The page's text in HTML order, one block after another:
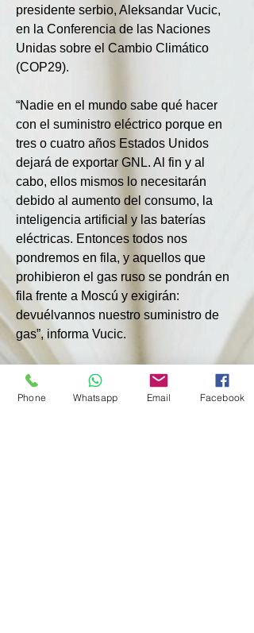
presidente serbio, Aleksandar Vucic,
en la Conferencia de las Naciones
Unidas sobre el Cambio Climático
(COP29).
“Nadie en el mundo sabe qué hacer
con el suministro eléctrico porque en
tres o cuatro años Estados Unidos
dejará de exportar GNL. Al fin y al
cabo, ellos mismos lo necesitarán
debido al aumento del consumo, la
inteligencia artificial y las baterías
eléctricas. Entonces todos nos
pondremos en fila, y aquellos que
prohibieron el gas ruso se pondrán en
fila frente a Moscú y exigirán:
devuélvannos nuestro suministro de
gas”, informa Vucic.
Gazprom suministra gas a Serbia a
través del gasoducto Turkish Stream.
Phone Whatsapp Email Facebook